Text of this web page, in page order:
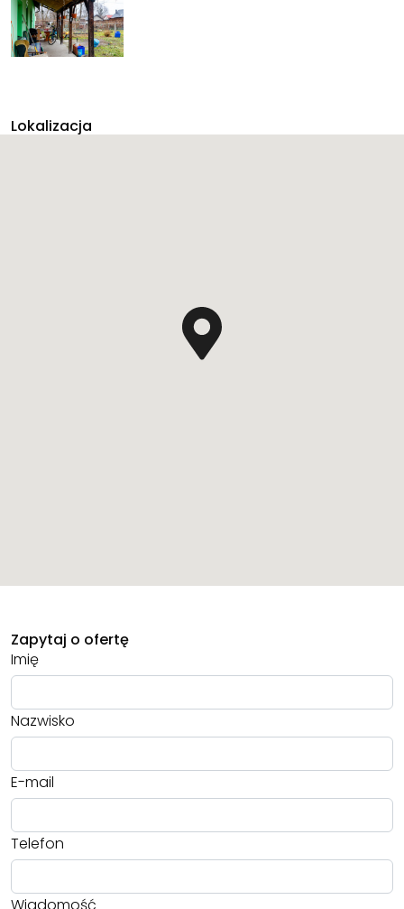
Lokalizacja
Zapytaj o ofertę
Imię
Nazwisko
E-mail
Telefon